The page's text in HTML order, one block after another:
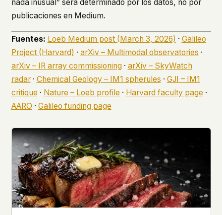
nada inusual” será determinado por los datos, no por
publicaciones en Medium.
Fuentes: Loeb Medium post (March 3, 2026) · Galileo
Project (Harvard) · arXiv – Multimodal observatories ·
arXiv – IR array commissioning· arXiv – SkyWatch
radar· Chemical Geology – IM1 spherules · GJI – IM1
critique · Nature – Loeb profile · Harvard faculty page ·
AARO · Galileo funding page